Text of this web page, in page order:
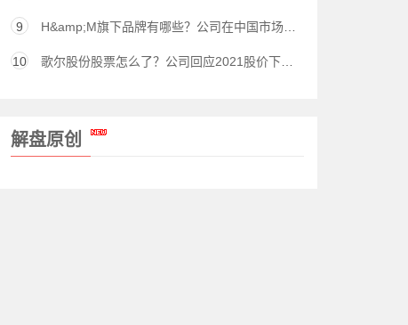
9 H&amp;M旗下品牌有哪些？公司在中国市场销售额多少亿？
10 歌尔股份股票怎么了？公司回应2021股价下跌事件原委
解盘原创